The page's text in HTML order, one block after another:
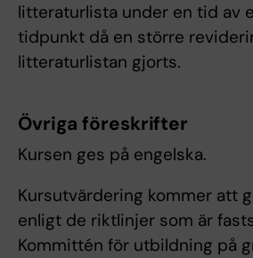
litteraturlista under en tid av
tidpunkt då en större
litteraturlistan gjorts.
Övriga föreskrifter
Kursen ges på engelska.
Kursutvärdering kommer att
enligt de riktlinjer som är
Kommittén för utbildning på